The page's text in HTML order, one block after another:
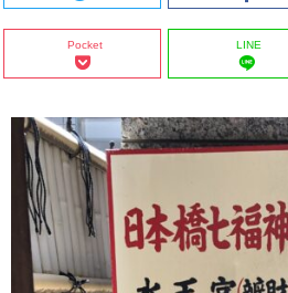
Pocket LINE